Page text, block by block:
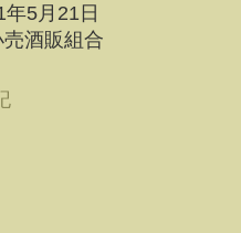
年5月21日
酒販組合